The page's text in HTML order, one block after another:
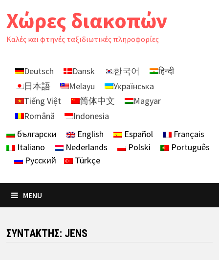
toΧώρες διακοπών
Καλές και φτηνές ταξιδιωτικές πληροφορίες
Deutsch Dansk 한국어
हिन्दी
日本語
Melayu
Українська
Tiếng Việt
简体中文
Magyar
Română
Indonesia
български
English Español
Français
Italiano
Nederlands Polski
Português
Русский
Türkçe
MENU
ΣΥΝΤΆΚΤΗΣ: JENS